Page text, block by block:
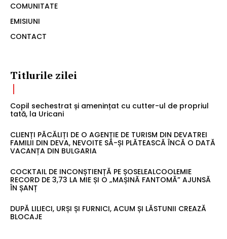
COMUNITATE
EMISIUNI
CONTACT
Titlurile zilei
Copil sechestrat și amenințat cu cutter-ul de propriul
tată, la Uricani
CLIENȚI PĂCĂLIȚI DE O AGENȚIE DE TURISM DIN DEVATREI
FAMILII DIN DEVA, NEVOITE SĂ-ȘI PLĂTEASCĂ ÎNCĂ O DATĂ
VACANȚA DIN BULGARIA
COCKTAIL DE INCONȘTIENȚĂ PE ȘOSELEALCOOLEMIE
RECORD DE 3,73 LA MIE ȘI O „MAȘINĂ FANTOMĂ” AJUNSĂ
ÎN ȘANȚ
DUPĂ LILIECI, URȘI ȘI FURNICI, ACUM ȘI LĂSTUNII CREAZĂ
BLOCAJE